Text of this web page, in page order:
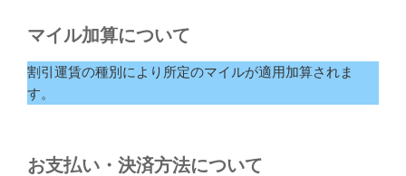
マイル加算について
割引運賃の種別により所定のマイルが適用加算されま
す。
お支払い・決済方法について